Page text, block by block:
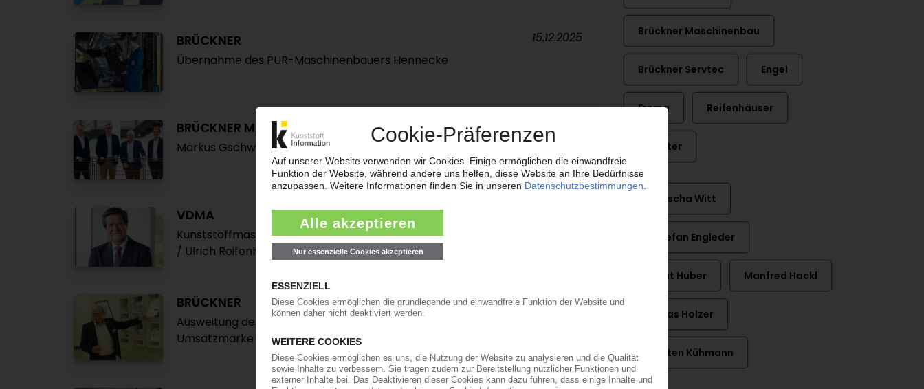
BRÜCKNER
Übernahme des PUR-Maschinenbauers Hennecke
15.12.2025
BRÜCKNER MASCHINENBAU
Markus Gschwandtner zum Vertriebschef berufen
VDMA
Kunststoffmaschinenbau: Drastischer Einbruch beim Auftragseingang 2023
/ Ulrich Reifenhäuser als Verbandsvorsitzender bestätigt
BRÜCKNER
Ausweitung des Geschäfts mit Maschinen für Akku-Separatorenfolien /
Umsatzmarke von 1 Milliarde Euro bis Jahresende erreicht
26.10.2022
Brückner Maschinenbau
Brückner Servtec Engel
Erema Reifenhäuser
Troester
Dr. Sascha Witt
Dr. Stefan Engleder
Helmut Huber Manfred Hackl
Thomas Holzer
Thorsten Kühmann